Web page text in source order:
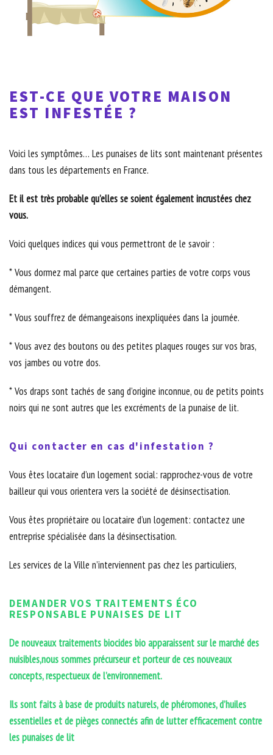
EST-CE QUE VOTRE MAISON
EST INFESTÉE ?
Voici les symptômes… Les punaises de lits sont maintenant présentes
dans tous les départements en France.
Et il est très probable qu’elles se soient également incrustées chez
vous.
Voici quelques indices qui vous permettront de le savoir :
* Vous dormez mal parce que certaines parties de votre corps vous
démangent.
* Vous souffrez de démangeaisons inexpliquées dans la journée.
* Vous avez des boutons ou des petites plaques rouges sur vos bras,
vos jambes ou votre dos.
* Vos draps sont tachés de sang d’origine inconnue, ou de petits points
noirs qui ne sont autres que les excréments de la punaise de lit.
Qui contacter en cas d'infestation ?
Vous êtes locataire d’un logement social: rapprochez-vous de votre
bailleur qui vous orientera vers la société de désinsectisation.
Vous êtes propriétaire ou locataire d’un logement: contactez une
entreprise spécialisée dans la désinsectisation.
Les services de la Ville n’interviennent pas chez les particuliers,
DEMANDER VOS TRAITEMENTS ÉCO
RESPONSABLE PUNAISES DE LIT
De nouveaux traitements biocides bio apparaissent sur le marché des
nuisibles,nous sommes précurseur et porteur de ces nouveaux
concepts, respectueux de l’environnement.
Ils sont faits à base de produits naturels, de phéromones, d’huiles
essentielles et de pièges connectés afin de lutter efficacement contre
les punaises de lit